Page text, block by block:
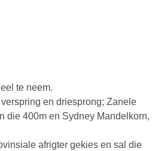
te neem.
en driesprong; Zanele
die 400m en Sydney Mandelkorn,
afrigter gekies en sal die